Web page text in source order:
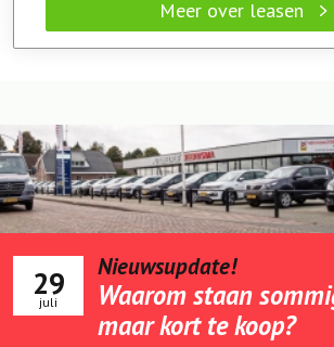
29 Nieuwsupdate!
Waarom staan
maar kort te koop?